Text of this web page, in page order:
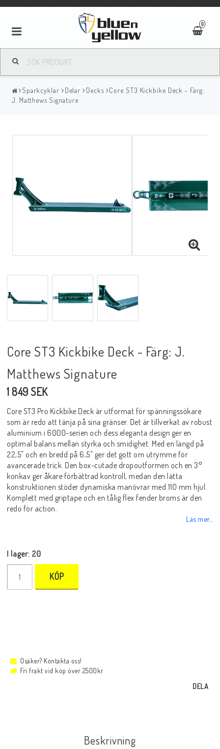
0
Sparkcyklar Delar Decks
Core ST3 Kickbike Deck - Färg:
J. Matthews Signature
Core ST3 Kickbike Deck - Färg: J.
Matthews Signature
1 849 SEK
Core ST3 Pro Kickbike Deck är utformat för spänningssökare
som är redo att tänja på sina gränser. Det är tillverkat av robust
aluminium i 6000-serien och dess eleganta design ger en
optimal balans mellan styrka och smidighet. Med en längd på
22,5" och en bredd på 6,5" ger det gott om utrymme för
avancerade trick. Den box-cutade dropoutformen och en 3°
konkav ger åkare förbättrad kontroll, medan den lätta
konstruktionen stöder dynamiska manövrar med 110 mm hjul.
Komplett med griptape och en tålig flex fender broms är den
redo för action.
Läs mer...
I lager: 20
KÖP
Osäker? Kontakta oss!
Fri frakt vid köp över 2500kr
DELA
Beskrivning